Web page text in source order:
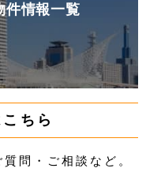
件情報一覧
ちら
問・ご相談など。